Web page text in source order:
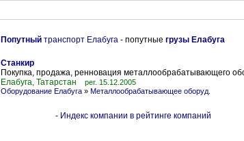
Попутный транспорт Елабуга - попутные грузы Елабуга
Станкир
Покупка, продажа, ренновация металлообрабатывающего
Елабуга, Татарстан
рег. 15.12.2005
Оборудование Елабуга » Металлообрабатывающее оборуд.
- Индекс компании в рейтинге компаний